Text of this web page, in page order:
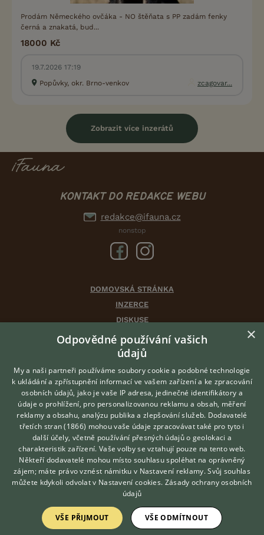
Prodám Německého ovčáka - NO štěňata s PP zadám fenky
černá a znakatá, bud...
18000 Kč
19.7.2026 17:19
Popůvky, okr. Brno-venkov
zcagovar...
Zobrazit více inzerátů
KONTAKT DO REDAKCE WEBU
redakce@ifauna.cz
nonstop
DOMOVSKÁ STRÁNKA
INZERCE
DISKUSE
ČLÁNKY
CHOVATELSKÉ STANICE
VÝBĚR VHODNÉHO PLEMENE
O nás
Kontakt
Možnosti zvýraznění inzerátů
Podmínky užití
Zpracování osobních údajů
Přihlášení
Registrace
Hledáte zvířecího kamaráda?
Zdarma vám poradí
VETERINÁŘ ONLINE
KONZULTOVAT S
VETERINÁŘEM
×
Odpovědné používání vašich
údajů
My a naši partneři používáme soubory cookie a podobné technologie
k ukládání a zpřístupnění informací ve vašem zařízení a ke zpracování
osobních údajů, jako je vaše IP adresa, jedinečné identifikátory a
údaje o prohlížení, pro personalizovanou reklamu a obsah, měření
reklamy a obsahu, analýzu publika a zlepšování služeb. Dodavatelé
třetích stran (1866) mohou vaše údaje zpracovávat také pro tyto i
další účely, včetně používání přesných údajů o geolokaci a
charakteristik zařízení. Vaše volby se vztahují pouze na tento web.
Někteří dodavatelé mohou místo souhlasu spoléhat na oprávněný
zájem; máte právo vznést námitku v Nastavení reklamy. Svůj souhlas
můžete kdykoli odvolat v Nastavení cookies. Zásady ochrany osobních
údajů
VŠE PŘIJMOUT VŠE ODMÍTNOUT